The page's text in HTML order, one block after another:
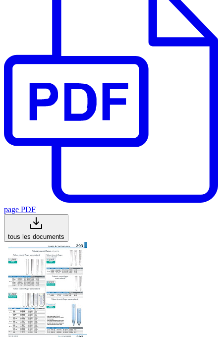
page PDF
tous les documents